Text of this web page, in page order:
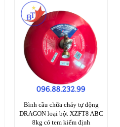
Bình cầu chữa cháy tự động
DRAGON loại bột XZFT8 ABC
8kg có tem kiểm định